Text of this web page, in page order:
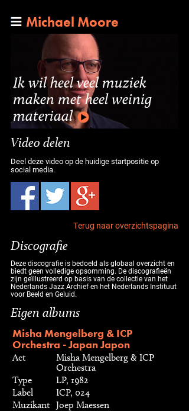
Michael Moore
Ik wil heel veel muziek
maken met heel weinig
materiaal
Video delen
Deel deze video op de huidige startpositie op
social media.
Terug naar overzichtspagina
Discografie
Deze discografie is bedoeld als globaal overzicht en
biedt geen volledige opsomming. De discografieën
zijn geïllustreerd op basis van de collectie van het
Nederlands Jazz Archief en het Nederlands Instituut
voor Beeld en Geluid.
Eigen albums
Misha Mengelberg & ICP
Orchestra - Japan Japon
Act
Misha Mengelberg & ICP
Orchestra
Type
LP, 1982
Label
ICP, 024
Muzikant Joep Maessen